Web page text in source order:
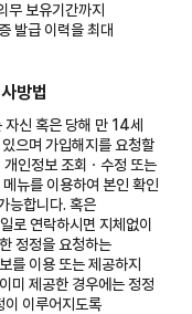
무 보유기간까지
발급 이력을 최대
방법
신 혹은 당해 만 14세
으며 가입해지를 요청할
인정보 조회ㆍ수정 또는
뉴를 이용하여 본인 확인
능합니다. 혹은
로 연락하시면 지체없이
정정을 요청하는
를 이용 또는 제공하지
미 제공한 경우에는 정정
이 이루어지도록